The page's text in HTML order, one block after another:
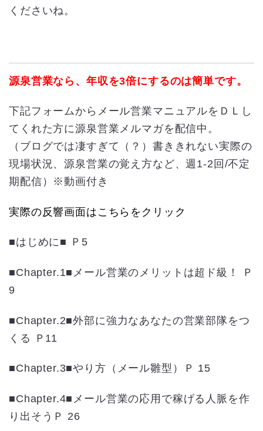
くださいね。
源泉営業なら、年収を3倍にするのは簡単です。
下記フォームからメール営業マニュアルをＤＬし
てくれた方に源泉営業メルマガを配信中。
（ブログでは凄すぎて（？）書ききれない実際の
現場状況、源泉営業の覚え方など、週1-2回/不定
期配信）※動画付き
実際の反響画面はこちらをクリック
■はじめに■ Ｐ5
■Chapter.1■メール営業のメリットは超ド級！ Ｐ
9
■Chapter.2■外部に強力なあなたの営業部隊をつ
くる Ｐ11
■Chapter.3■やり方（メール雛型）Ｐ 15
■Chapter.4■メール営業の応用で稼げる人脈を作
り出そうＰ 26